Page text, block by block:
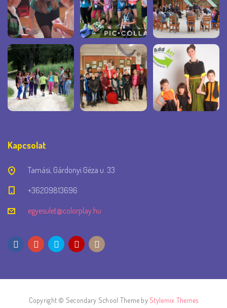
Kapcsolat
Tamási, Gárdonyi Géza u. 33
+36209813696
egyesulet@colorplay.hu
Copyright © Secondary School Theme by Stylemix Themes